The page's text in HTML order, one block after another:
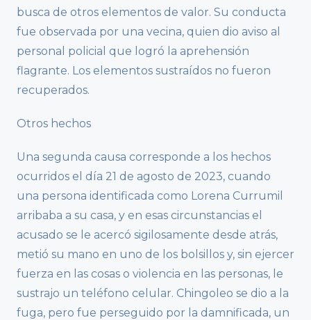
busca de otros elementos de valor. Su conducta
fue observada por una vecina, quien dio aviso al
personal policial que logró la aprehensión
flagrante. Los elementos sustraídos no fueron
recuperados.
Otros hechos
Una segunda causa corresponde a los hechos
ocurridos el día 21 de agosto de 2023, cuando
una persona identificada como Lorena Currumil
arribaba a su casa, y en esas circunstancias el
acusado se le acercó sigilosamente desde atrás,
metió su mano en uno de los bolsillos y, sin ejercer
fuerza en las cosas o violencia en las personas, le
sustrajo un teléfono celular. Chingoleo se dio a la
fuga, pero fue perseguido por la damnificada, un